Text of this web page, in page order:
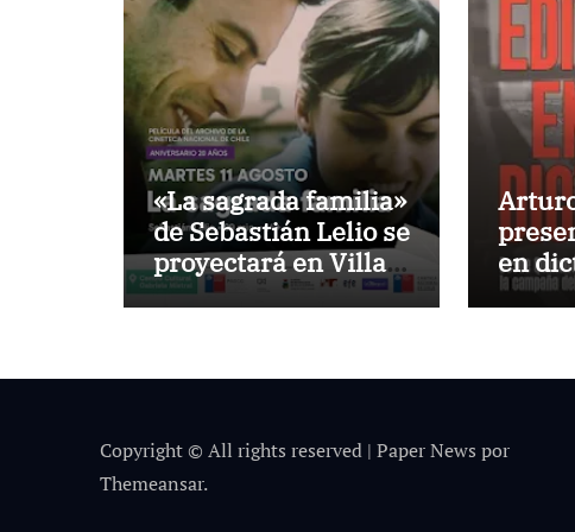
«La sagrada familia»
de Sebastián Lelio se
proyectará en Villa
Alemana a dos
en
Copyright © All rights reserved | Paper News por
Themeansar.